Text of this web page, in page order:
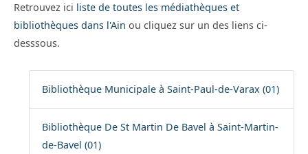
Retrouvez ici liste de toutes les médiathèques et
bibliothèques dans l'Ain ou cliquez sur un des liens ci-
desssous.
Bibliothèque Municipale à Saint-Paul-de-Varax (01)
Bibliothèque De St Martin De Bavel à Saint-Martin-
de-Bavel (01)